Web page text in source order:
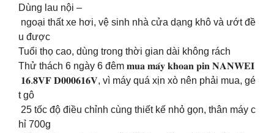
Dùng lau nội –
ngoại thất xe hơi, vệ sinh nhà cửa dạng khô và ướt đề
u được
Tuổi thọ cao, dùng trong thời gian dài không rách
Thử thách 6 ngày 6 đêm 𝐦𝐮𝐚 𝐦𝐚́𝐲 𝐤𝐡𝐨𝐚𝐧 𝐩𝐢𝐧 𝐍𝐀𝐍𝐖𝐄𝐈
𝟏𝟔.𝟖𝐕𝐅 𝐃𝟎𝟎𝟎𝟔𝟏𝟔𝐕, vì máy quá xịn xò nên phải mua, gé
t gô
25 tốc độ điều chỉnh cùng thiết kế nhỏ gọn, thân máy c
hỉ 700g